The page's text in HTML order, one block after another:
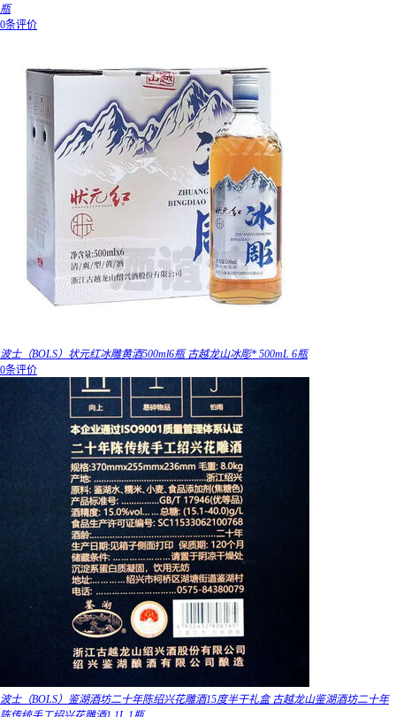
瓶
0条评价
波士（BOLS）状元红冰雕黄酒500ml6瓶 古越龙山冰彫* 500mL 6瓶
0条评价
波士（BOLS）鉴湖酒坊二十年陈绍兴花雕酒15度半干礼盒 古越龙山鉴湖酒坊二十年